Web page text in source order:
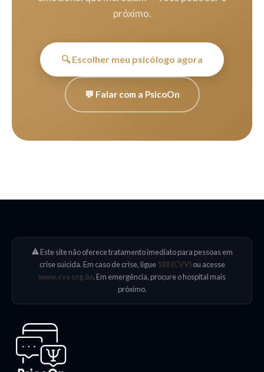
próximo.
🔍 Escolher meu psicólogo agora
💬 Falar com a PsicoOn
Este site não oferece tratamento imediato para pessoas em
crise suicida. Em caso de crise, ligue 188 (CVV)ou acesse
www.cvv.org.br. Em emergência, procure o hospital mais
próximo.